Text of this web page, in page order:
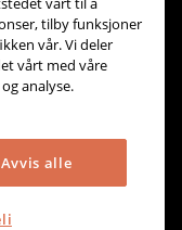
tilby funksjoner
vår. Vi deler
vårt med våre
analyse.
Avvis alle